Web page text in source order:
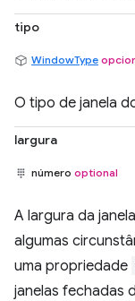
tipo
WindowType
O tipo de janela
largura
número optional
A largura da
algumas
uma propriedade
janelas fechadas